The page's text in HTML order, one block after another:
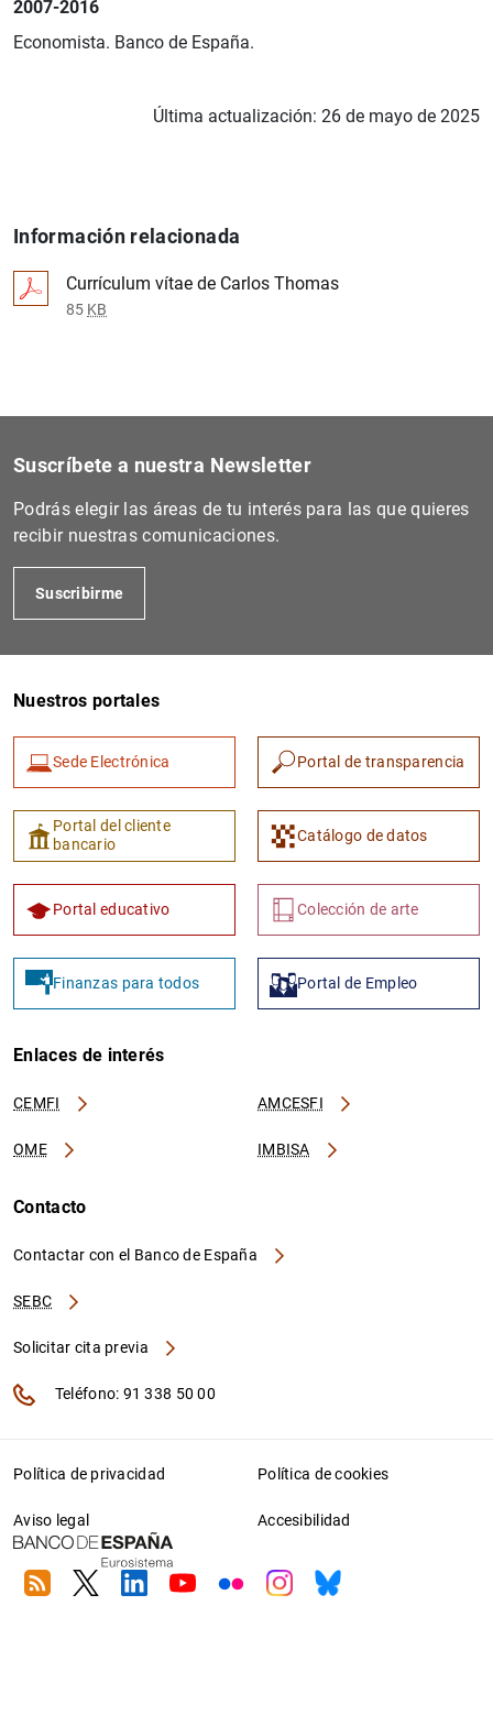
2007-2016
Economista. Banco de España.
Última actualización: 26 de mayo de 2025
Información relacionada
Currículum vítae de Carlos Thomas
85 KB
Suscríbete a nuestra Newsletter
Podrás elegir las áreas de tu interés para las que quieres
recibir nuestras comunicaciones.
Suscribirme
Nuestros portales
Sede Electrónica Portal de transparencia
Portal del cliente
bancario
Catálogo de datos
Portal educativo Colección de arte
Finanzas para todos Portal de Empleo
Enlaces de interés
CEMFI AMCESFI
OME IMBISA
Contacto
Contactar con el Banco de España
SEBC
Solicitar cita previa
Teléfono: 91 338 50 00
Política de privacidad Política de cookies
Aviso legal Accesibilidad
RSS TwitterLinkedin
YoutubeFlickrInstagram
Bluesky